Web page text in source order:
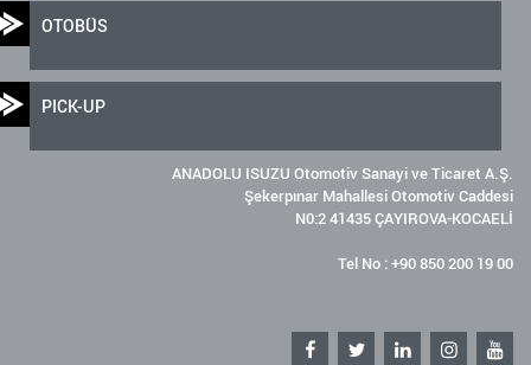
OTOBÜS
PICK-UP
ANADOLU ISUZU Otomotiv Sanayi ve Ticaret A.Ş.
Şekerpınar Mahallesi Otomotiv Caddesi
N0:2 41435 ÇAYIROVA-KOCAELİ
Tel No : +90 850 200 19 00